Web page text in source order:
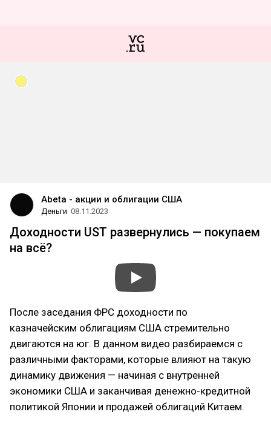
Abeta - акции и облигации США
Деньги 08.11.2023
Доходности UST развернулись — покупаем
на всё?
После заседания ФРС доходности по
казначейским облигациям США стремительно
двигаются на юг. В данном видео разбираемся с
различными факторами, которые влияют на такую
динамику движения — начиная с внутренней
экономики США и заканчивая денежно-кредитной
политикой Японии и продажей облигаций Китаем.